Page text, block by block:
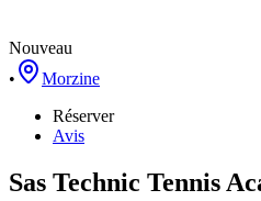
Nouveau
•
Morzine
Réserver
Avis
Sas Technic Tennis